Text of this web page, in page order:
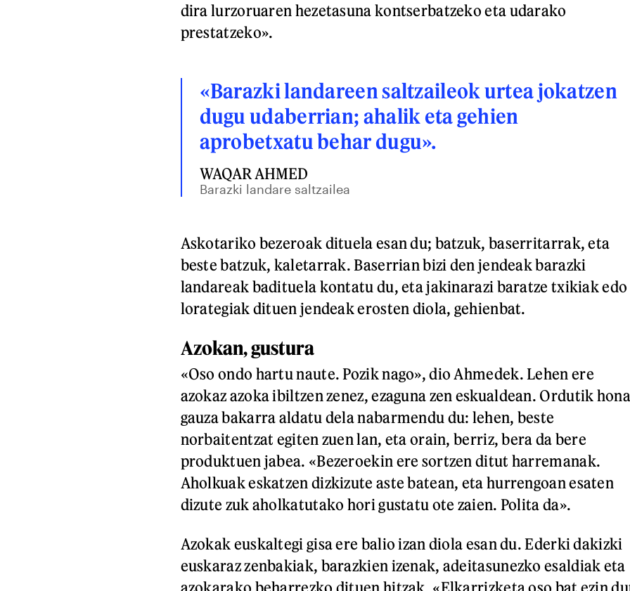
dira lurzoruaren hezetasuna kontserbatzeko eta udarako
prestatzeko».
«Barazki landareen saltzaileok urtea jokatzen
dugu udaberrian; ahalik eta gehien
aprobetxatu behar dugu».
WAQAR AHMED
Barazki landare saltzailea
Askotariko bezeroak dituela esan du; batzuk, baserritarrak, eta
beste batzuk, kaletarrak. Baserrian bizi den jendeak barazki
landareak badituela kontatu du, eta jakinarazi baratze txikiak edo
lorategiak dituen jendeak erosten diola, gehienbat.
Azokan, gustura
«Oso ondo hartu naute. Pozik nago», dio Ahmedek. Lehen ere
azokaz azoka ibiltzen zenez, ezaguna zen eskualdean. Ordutik hona
gauza bakarra aldatu dela nabarmendu du: lehen, beste
norbaitentzat egiten zuen lan, eta orain, berriz, bera da bere
produktuen jabea. «Bezeroekin ere sortzen ditut harremanak.
Aholkuak eskatzen dizkizute aste batean, eta hurrengoan esaten
dizute zuk aholkatutako hori gustatu ote zaien. Polita da».
Azokak euskaltegi gisa ere balio izan diola esan du. Ederki dakizki
euskaraz zenbakiak, barazkien izenak, adeitasunezko esaldiak eta
azokarako beharrezko dituen hitzak. «Elkarrizketa oso bat ezin